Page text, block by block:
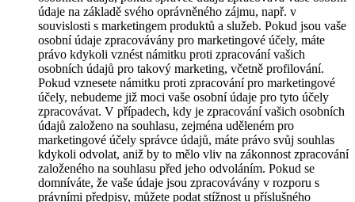
údaje na základě svého oprávněného zájmu, např. v
souvislosti s marketingem produktů a služeb. Pokud jsou vaše
osobní údaje zpracovávány pro marketingové účely, máte
právo kdykoli vznést námitku proti zpracování vašich
osobních údajů pro takový marketing, včetně profilování.
Pokud vznesete námitku proti zpracování pro marketingové
účely, nebudeme již moci vaše osobní údaje pro tyto účely
zpracovávat. V případech, kdy je zpracování vašich osobních
údajů založeno na souhlasu, zejména uděleném pro
marketingové účely správce údajů, máte právo svůj souhlas
kdykoli odvolat, aniž by to mělo vliv na zákonnost zpracování
založeného na souhlasu před jeho odvoláním. Pokud se
domníváte, že vaše údaje jsou zpracovávány v rozporu s
právními předpisy, můžete podat stížnost u příslušného